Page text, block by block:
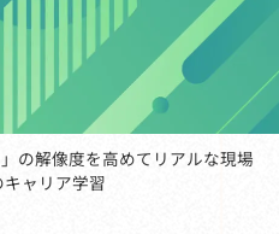
」の解像度を高めてリアルな現場
ャリア学習